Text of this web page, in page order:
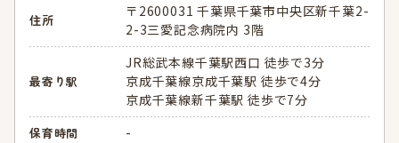
住所
〒2600031 千葉県千葉市中央区新千葉2-
2-3三愛記念病院内 3階
最寄り駅
JR総武本線千葉駅西口 徒歩で3分
京成千葉線京成千葉駅 徒歩で4分
京成千葉線新千葉駅 徒歩で7分
保育時間 -